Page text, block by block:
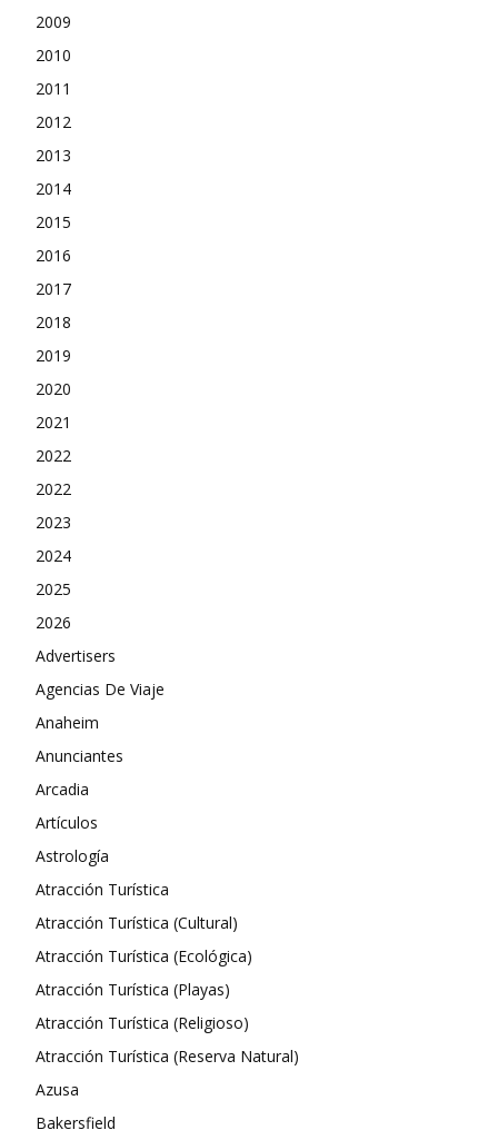
2009
2010
2011
2012
2013
2014
2015
2016
2017
2018
2019
2020
2021
2022
2022
2023
2024
2025
2026
Advertisers
Agencias De Viaje
Anaheim
Anunciantes
Arcadia
Artículos
Astrología
Atracción Turística
Atracción Turística (Cultural)
Atracción Turística (Ecológica)
Atracción Turística (Playas)
Atracción Turística (Religioso)
Atracción Turística (Reserva Natural)
Azusa
Bakersfield